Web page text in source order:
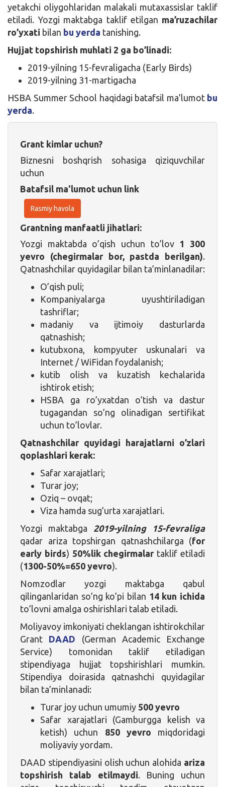
yetakchi oliygohlaridan malakali mutaxassislar taklif
etiladi. Yozgi maktabga taklif etilgan ma’ruzachilar
ro’yxati bilan bu yerda tanishing.
Hujjat topshirish muhlati 2 ga bo’linadi:
2019-yilning 15-fevraligacha (Early Birds)
2019-yilning 31-martigacha
HSBA Summer School haqidagi batafsil ma’lumot bu
yerda.
Grant kimlar uchun?
Biznesni boshqrish sohasiga qiziquvchilar
uchun
Batafsil ma'lumot uchun link
Rasmiy havola
Grantning manfaatli jihatlari:
Yozgi maktabda o’qish uchun to’lov 1 300
yevro (chegirmalar bor, pastda berilgan).
Qatnashchilar quyidagilar bilan ta’minlanadilar:
O’qish puli;
Kompaniyalarga uyushtiriladigan
tashriflar;
madaniy va ijtimoiy dasturlarda
qatnashish;
kutubxona, kompyuter uskunalari va
Internet / WiFidan foydalanish;
kutib olish va kuzatish kechalarida
ishtirok etish;
HSBA ga ro’yxatdan o’tish va dastur
tugagandan so’ng olinadigan sertifikat
uchun to’lovlar.
Qatnashchilar quyidagi harajatlarni o’zlari
qoplashlari kerak:
Safar xarajatlari;
Turar joy;
Oziq – ovqat;
Viza hamda sug’urta xarajatlari.
Yozgi maktabga 2019-yilning 15-fevraliga
qadar ariza topshirgan qatnashchilarga (for
early birds) 50%lik chegirmalar taklif etiladi
(1300-50%=650 yevro).
Nomzodlar yozgi maktabga qabul
qilinganlaridan so’ng ko’pi bilan 14 kun ichida
to’lovni amalga oshirishlari talab etiladi.
Moliyavoy imkoniyati cheklangan ishtirokchilar
Grant DAAD (German Academic Exchange
Service) tomonidan taklif etiladigan
stipendiyaga hujjat topshirishlari mumkin.
Stipendiya doirasida qatnashchi quyidagilar
bilan ta’minlanadi:
Turar joy uchun umumiy 500 yevro
Safar xarajatlari (Gamburgga kelish va
ketish) uchun 850 yevro miqdoridagi
moliyaviy yordam.
DAAD stipendiyasini olish uchun alohida ariza
topshirish talab etilmaydi. Buning uchun